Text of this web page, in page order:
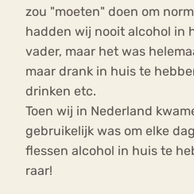
zou "moeten" doen om
hadden wij nooit alcohol in
vader, maar het was
maar drank in huis te
drinken etc.
Toen wij in Nederland
gebruikelijk was om elke
flessen alcohol in huis te
raar!